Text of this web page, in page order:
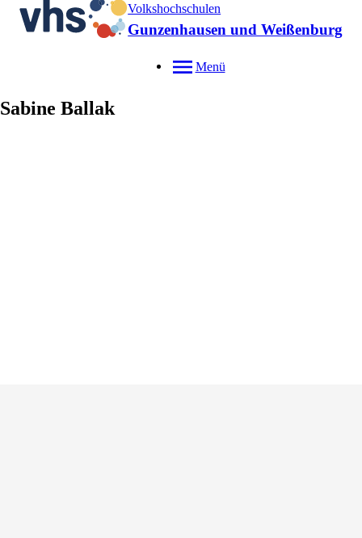
Volkshochschulen
Gunzenhausen und Weißenburg
Menü
Sabine Ballak